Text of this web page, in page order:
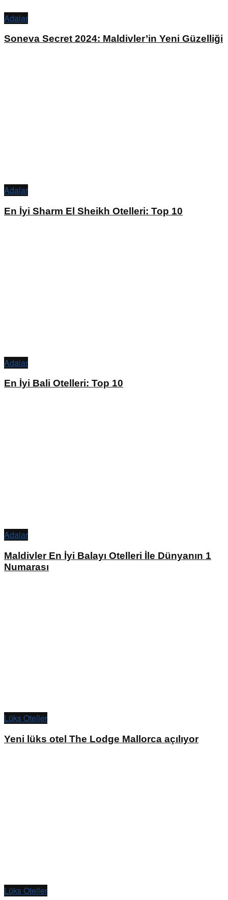
Adalar
Soneva Secret 2024: Maldivler’in Yeni Güzelliği
Adalar
En İyi Sharm El Sheikh Otelleri: Top 10
Adalar
En İyi Bali Otelleri: Top 10
Adalar
Maldivler En İyi Balayı Otelleri İle Dünyanın 1
Numarası
Lüks Oteller
Yeni lüks otel The Lodge Mallorca açılıyor
Lüks Oteller